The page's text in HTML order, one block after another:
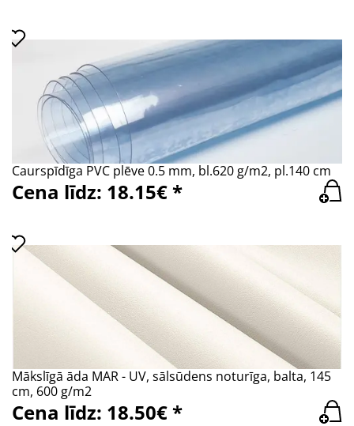
Caurspīdīga PVC plēve 0.5 mm, bl.620 g/m2, pl.140 cm
Cena līdz: 18.15€ *
Mākslīgā āda MAR - UV, sālsūdens noturīga, balta, 145
cm, 600 g/m2
Cena līdz: 18.50€ *